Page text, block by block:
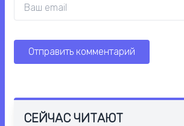
СЕЙЧАС ЧИТАЮТ